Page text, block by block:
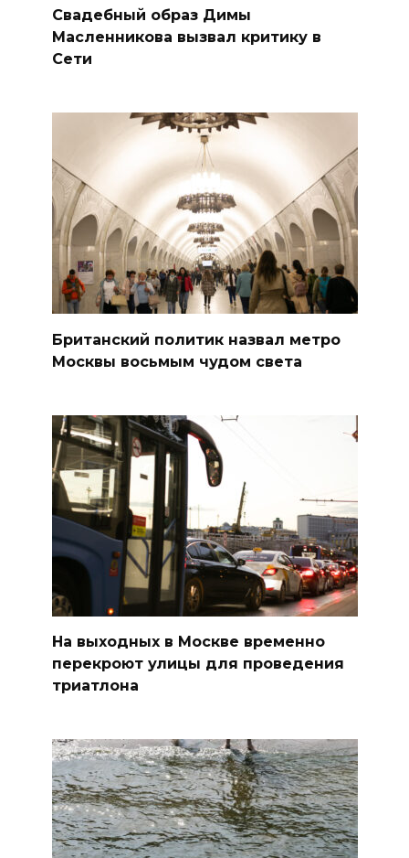
Свадебный образ Димы
Масленникова вызвал критику в
Сети
Британский политик назвал метро
Москвы восьмым чудом света
На выходных в Москве временно
перекроют улицы для проведения
триатлона